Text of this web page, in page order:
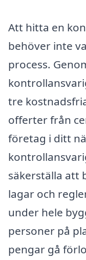
Att hitta en
behöver inte
process.
tre
offerter från
företag i ditt
säkerställa att
lagar och
under hele
personer på
pengar gå